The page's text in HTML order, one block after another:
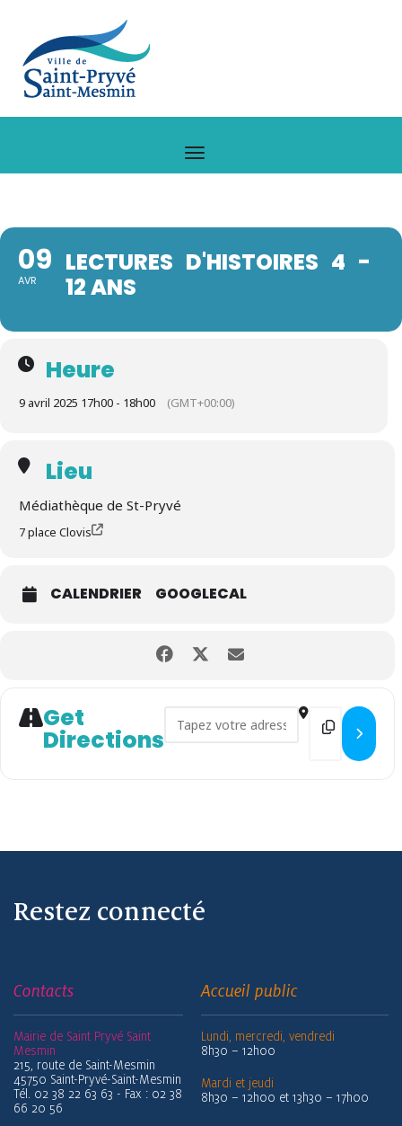
09
AVR
LECTURES D'HISTOIRES 4 -
12 ANS
Heure
9 avril 2025 17h00 - 18h00 (GMT+00:00)
Lieu
Médiathèque de St-Pryvé
7 place Clovis
CALENDRIER GOOGLECAL
Get
Directions
Address - LecturesDestination
Restez connecté
Contacts
Mairie de Saint Pryvé Saint
Mesmin
215, route de Saint-Mesmin
45750 Saint-Pryvé-Saint-Mesmin
Tél. 02 38 22 63 63 - Fax : 02 38
66 20 56
Accueil public
Lundi, mercredi, vendredi
8h30 – 12h00
Mardi et jeudi
8h30 – 12h00 et 13h30 – 17h00